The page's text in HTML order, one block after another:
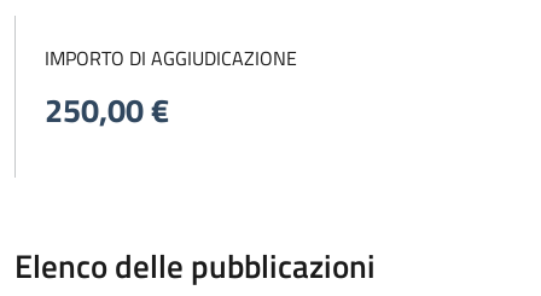
IMPORTO DI AGGIUDICAZIONE
250,00 €
Elenco delle pubblicazioni